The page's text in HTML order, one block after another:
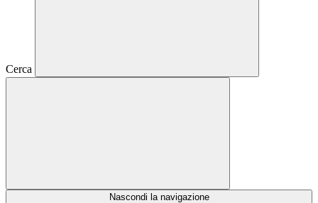
Cerca
Nascondi la navigazione